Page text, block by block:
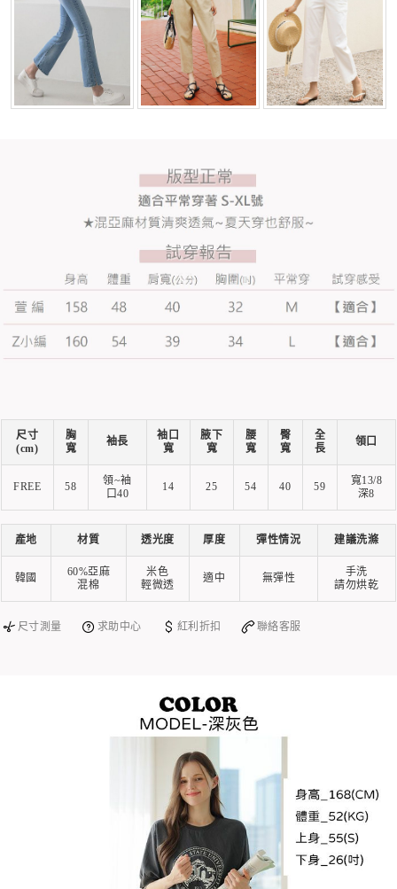
尺寸
(cm)
胸
寬
袖長
袖口
寬
腋下
寬
腰
寬
臀
寬
全
長
領口
FREE 58
領~袖
口40
14 25 54 40 59
寬13/8
深8
產地 材質 透光度 厚度 彈性情況 建議洗滌
韓國
60%亞麻
混棉
米色
輕微透
適中 無彈性
手洗
請勿烘乾
尺寸測量 求助中心 紅利折扣 聯絡客服